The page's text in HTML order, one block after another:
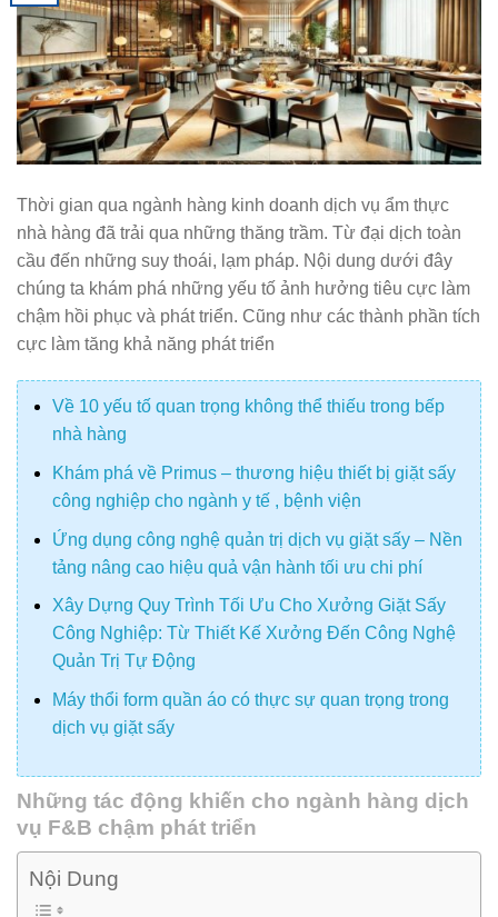
Thời gian qua ngành hàng kinh doanh dịch vụ ẩm thực
nhà hàng đã trải qua những thăng trầm. Từ đại dịch toàn
cầu đến những suy thoái, lạm pháp. Nội dung dưới đây
chúng ta khám phá những yếu tố ảnh hưởng tiêu cực làm
chậm hồi phục và phát triển. Cũng như các thành phần tích
cực làm tăng khả năng phát triển
Về 10 yếu tố quan trọng không thể thiếu trong bếp
nhà hàng
Khám phá về Primus – thương hiệu thiết bị giặt sấy
công nghiệp cho ngành y tế , bệnh viện
Ứng dụng công nghệ quản trị dịch vụ giặt sấy – Nền
tảng nâng cao hiệu quả vận hành tối ưu chi phí
Xây Dựng Quy Trình Tối Ưu Cho Xưởng Giặt Sấy
Công Nghiệp: Từ Thiết Kế Xưởng Đến Công Nghệ
Quản Trị Tự Động
Máy thổi form quần áo có thực sự quan trọng trong
dịch vụ giặt sấy
Những tác động khiến cho ngành hàng dịch
vụ F&B chậm phát triển
Nội Dung